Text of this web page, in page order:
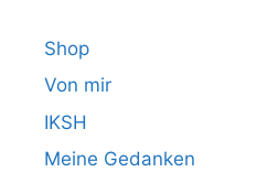
Shop
Von mir
IKSH
Meine Gedanken